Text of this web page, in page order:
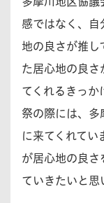
感ではなく、自
地の良さが推し
た居心地の良さ
てくれるきっか
祭の際には、多
に来てくれてい
が居心地の良さ
ていきたいと思